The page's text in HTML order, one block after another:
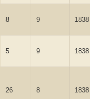
8 9 1838
5 9 1838
26 8 1838